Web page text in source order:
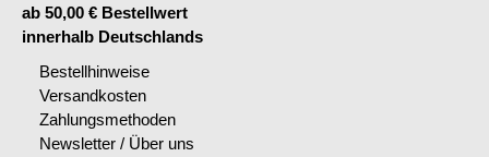
ab 50,00 € Bestellwert
innerhalb Deutschlands
Bestellhinweise
Versandkosten
Zahlungsmethoden
Newsletter / Über uns